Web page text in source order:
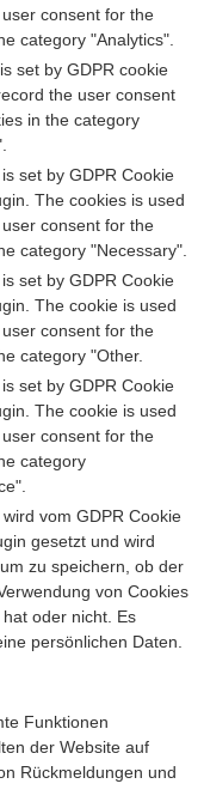
consent for the
category "Analytics".
set by GDPR cookie
the user consent
in the category
set by GDPR Cookie
The cookies is used
consent for the
category "Necessary".
set by GDPR Cookie
The cookie is used
consent for the
category "Other.
set by GDPR Cookie
The cookie is used
consent for the
category
vom GDPR Cookie
gesetzt und wird
zu speichern, ob der
von Cookies
oder nicht. Es
persönlichen Daten.
Funktionen
der Website auf
Rückmeldungen und